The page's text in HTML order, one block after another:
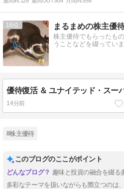
16 まるまめの株主優
株主優待でもらったも
うことなどを綴ってい
14分前
#株主優待
このブログのここがポイント
趣味と投資の融合を綴る
多彩なテーマを扱いながらも際立つのは